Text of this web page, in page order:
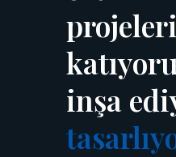
inşa